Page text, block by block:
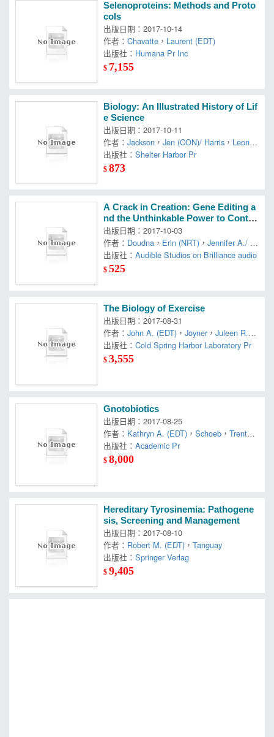
Selenoproteins: Methods and Proto
cols
出版日期：2017-10-14
作者：Chavatte ， Laurent (EDT)
出版社： Humana Pr Inc
$ 7,155
Biology: An Illustrated History of Lif
e Science
出版日期：2017-10-11
作者：Jackson ，Jen (CON)/ Harris ， Leon
(CON)/ Green，Richard (CON)/ Gray
(CON)
出版社：Shelter Harbor Pr
$873
A Crack in Creation: Gene Editing a
nd the Unthinkable Power to Contro
l Evolution
出版日期：2017-10-03
作者： Doudna ， Erin (NRT) ，Jennifer A./ St
ernberg ，Samuel H./ Bennett
出版社：Audible Studios on Brilliance audio
$525
The Biology of Exercise
出版日期：2017-08-31
作者：John A. (EDT) ，Joyner ，Juleen R.
(EDT)/ Hawley，Michael J. (EDT)/ Zierath
出版社：Cold Spring Harbor Laboratory Pr
$3,555
Gnotobiotics
出版日期：2017-08-25
作者： Kathryn A. (EDT) ，Schoeb ，Trenton
R. (EDT)/ Eaton
出版社：Academic Pr
$8,000
Hereditary Tyrosinemia: Pathogene
sis, Screening and Management
出版日期：2017-08-10
作者： Robert M. (EDT) ，Tanguay
出版社：Springer Verlag
$9,405